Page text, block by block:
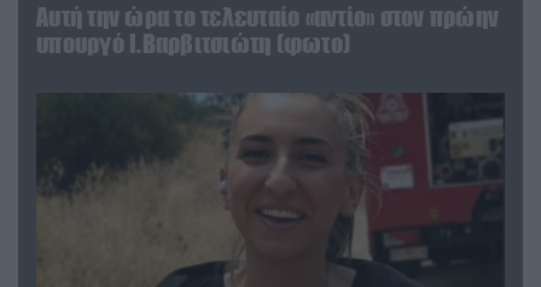
Αυτή την ώρα το τελευταίο «αντίο» στον πρώην
υπουργό Ι.Βαρβιτσιώτη (φωτο)